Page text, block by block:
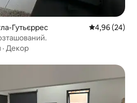
Гутьєррес Середня
4,96 (24)
· Декор